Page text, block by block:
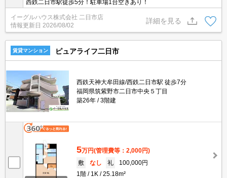
西鉄二日市駅徒歩5分！駐車場1台空きあり！
イーグルハウス株式会社 二日市店
情報更新日 2026/08/02
詳細を見る
賃貸マンション ピュアライフ二日市
西鉄天神大牟田線/西鉄二日市駅 徒歩7分
福岡県筑紫野市二日市中央５丁目
築26年
3階建
5万円(管理費等：2,000円)
敷
なし 礼
100,000円
1階
1K 25.18m²